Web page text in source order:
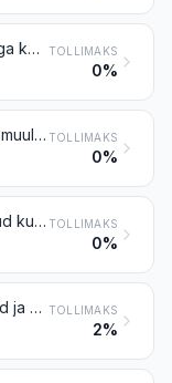
Vulkaniseerimata täidisega kautuk (toorkummi) algkujul või tahvlite, lehtede või ribadena TOLLIMAKS
0%
Vulkaniseerimata kautuk muul kujul (näiteks lattide, torude või profiilvormidena) või toodetena (näiteks kettad ja võrud) TOLLIMAKS
0%
Niit ja nöör vulkaniseeritud kummist TOLLIMAKS
0%
Tahvlid, lehed, ribad, latid ja profiilvormid vulkaniseeritud kummist (v.a kõvakummist) TOLLIMAKS
2%